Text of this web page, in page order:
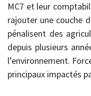
MC7 et leur
rajouter une couche
pénalisent des
depuis plusieurs
l’environnement.
principaux impactés